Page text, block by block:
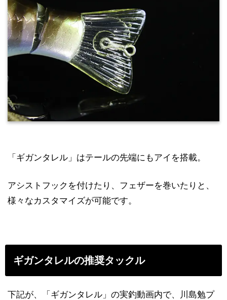
「ギガンタレル」はテールの先端にもアイを搭載。
アシストフックを付けたり、フェザーを巻いたりと、
様々なカスタマイズが可能です。
ギガンタレルの推奨タックル
下記が、「ギガンタレル」の実釣動画内で、川島勉プ